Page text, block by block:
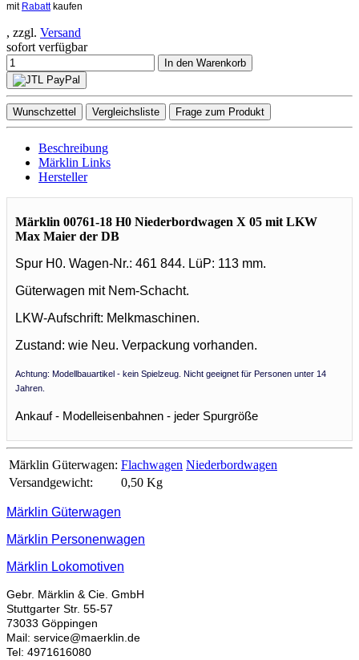
mit Rabattkaufen
, zzgl. Versand
sofort verfügbar
In den Warenkorb
Wunschzettel Vergleichsliste Frage zum Produkt
Beschreibung
Märklin Links
Hersteller
Märklin 00761-18 H0 Niederbordwagen X 05 mit LKW
Max Maier der DB
Spur H0. Wagen-Nr.: 461 844. LüP: 113 mm.
Güterwagen mit Nem-Schacht.
LKW-Aufschrift: Melkmaschinen.
Zustand: wie Neu. Verpackung vorhanden.
Achtung: Modellbauartikel - kein Spielzeug. Nicht geeignet für Personen unter 14
Jahren.
Ankauf - Modelleisenbahnen - jeder Spurgröße
Märklin Güterwagen: Flachwagen Niederbordwagen
Versandgewicht:
0,50 Kg
Märklin Güterwagen
Märklin Personenwagen
Märklin Lokomotiven
Gebr. Märklin & Cie. GmbH
Stuttgarter Str. 55-57
73033 Göppingen
Mail: service@maerklin.de
Tel: 4971616080